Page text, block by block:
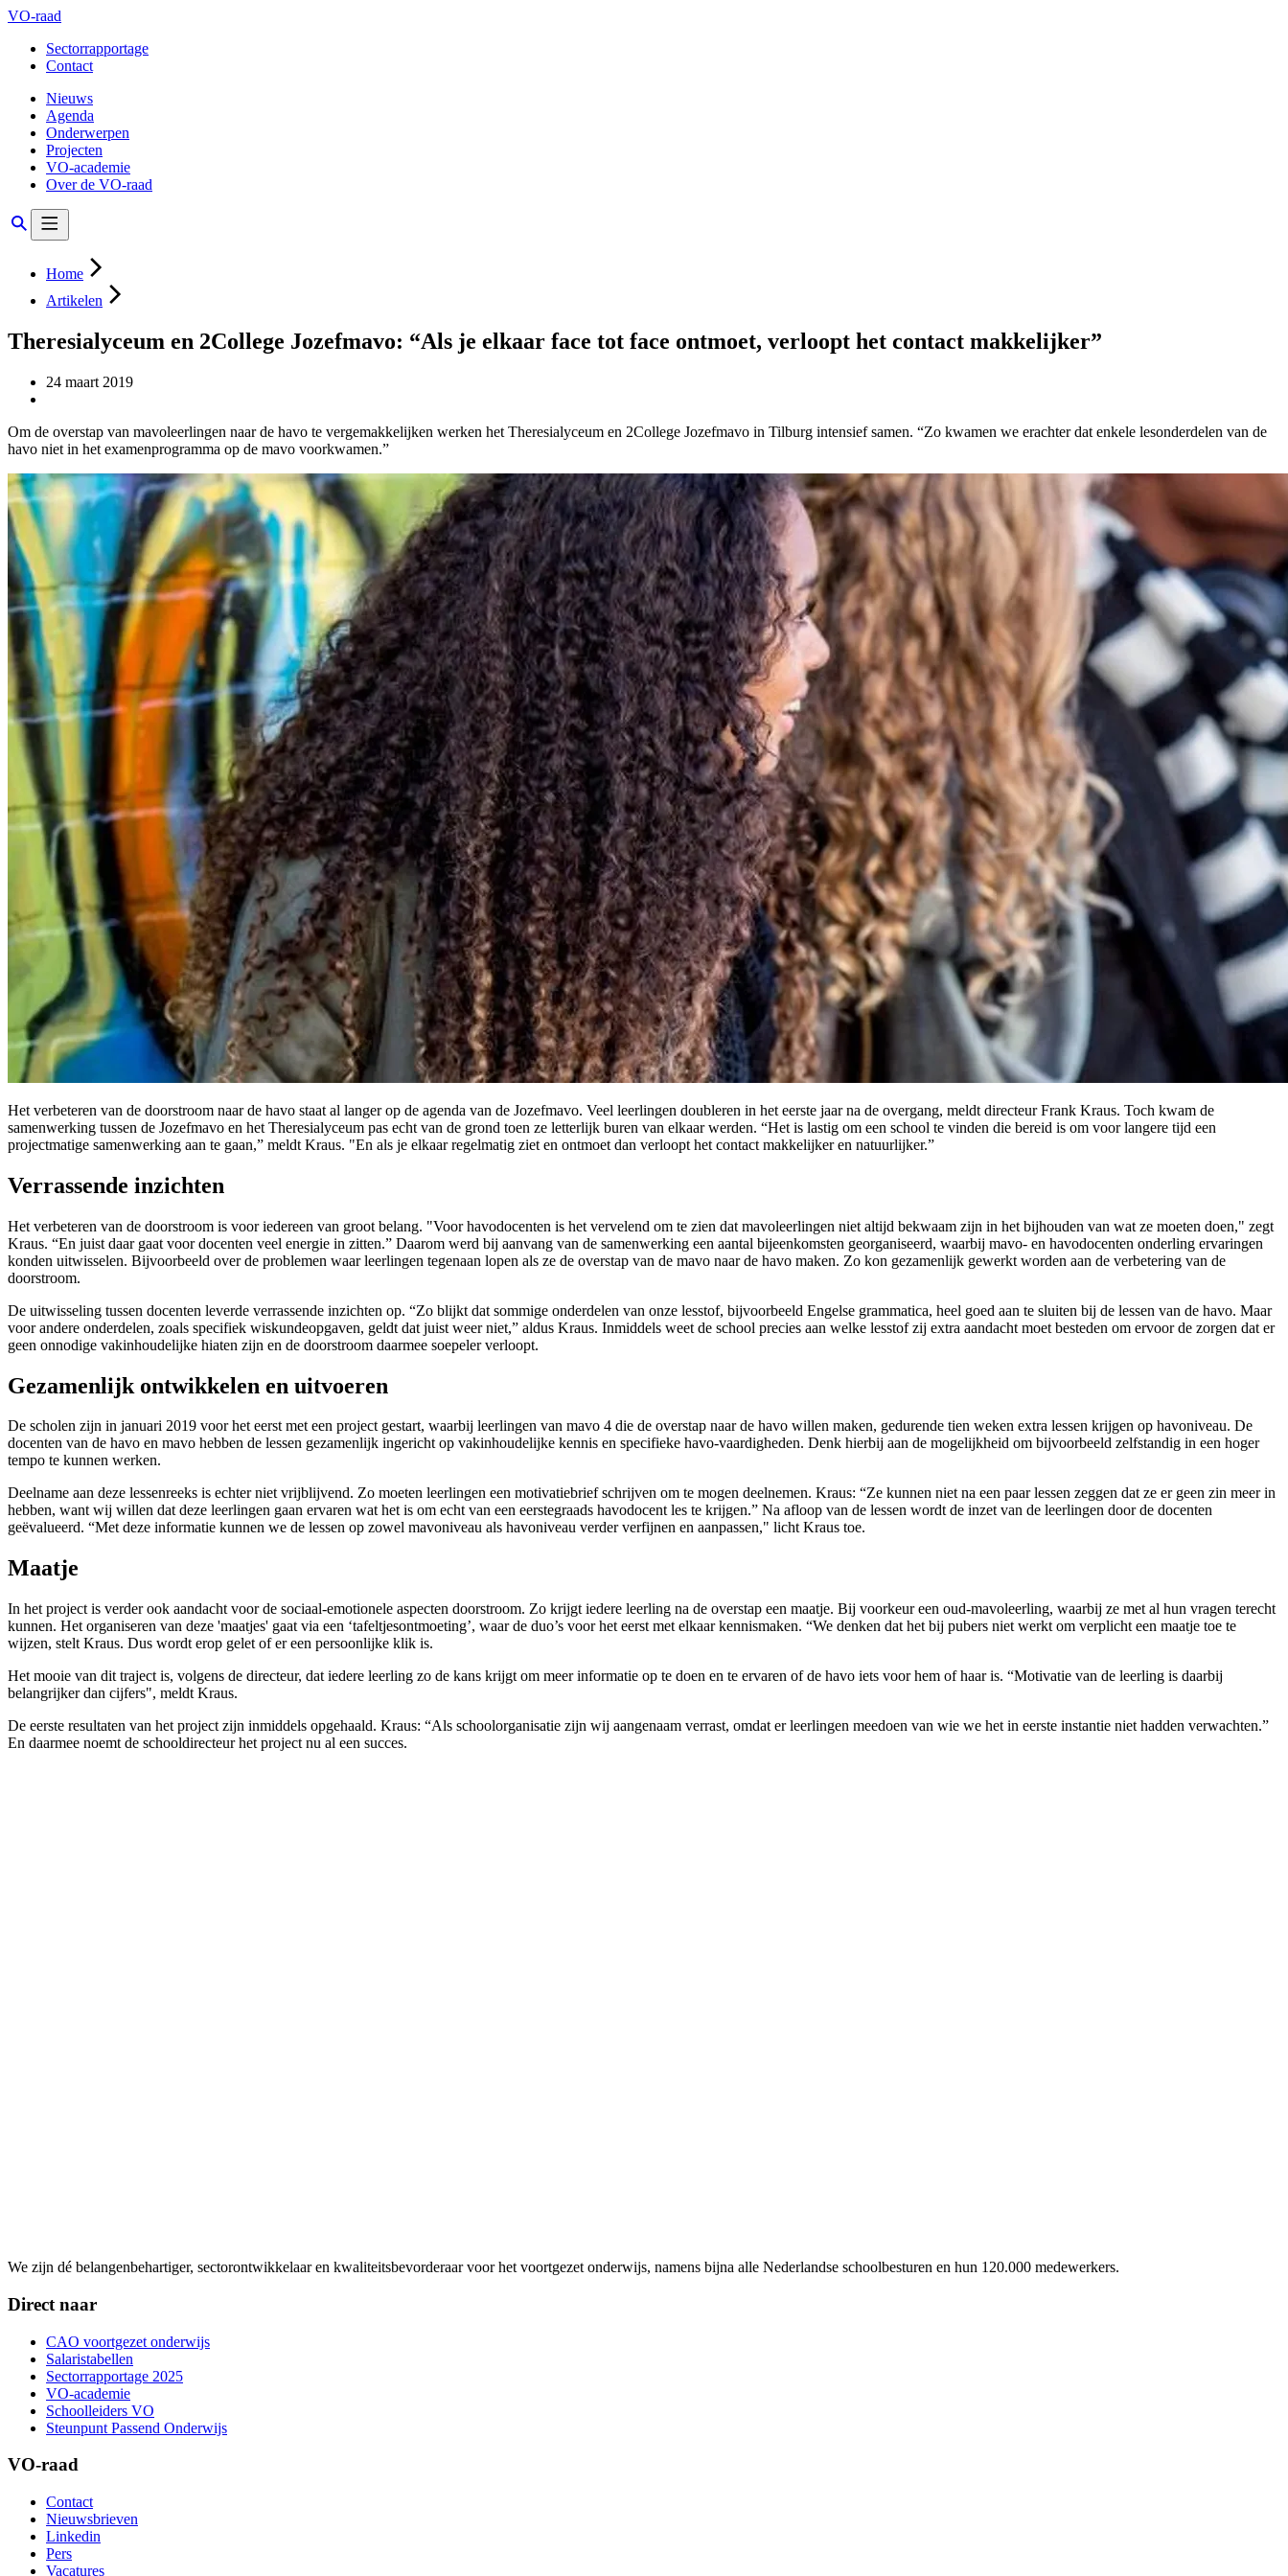
VO-raad
Sectorrapportage
Contact
Nieuws
Agenda
Onderwerpen
Projecten
VO-academie
Over de VO-raad
Home
Artikelen
Theresialyceum en 2College Jozefmavo: “Als je elkaar face tot face ontmoet, verloopt het contact makkelijker”
24 maart 2019
Om de overstap van mavoleerlingen naar de havo te vergemakkelijken werken het Theresialyceum en 2College Jozefmavo in Tilburg intensief samen. “Zo kwamen we erachter dat enkele lesonderdelen van de
havo niet in het examenprogramma op de mavo voorkwamen.”
Het verbeteren van de doorstroom naar de havo staat al langer op de agenda van de Jozefmavo. Veel leerlingen doubleren in het eerste jaar na de overgang, meldt directeur Frank Kraus. Toch kwam de
samenwerking tussen de Jozefmavo en het Theresialyceum pas echt van de grond toen ze letterlijk buren van elkaar werden. “Het is lastig om een school te vinden die bereid is om voor langere tijd een
projectmatige samenwerking aan te gaan,” meldt Kraus. "En als je elkaar regelmatig ziet en ontmoet dan verloopt het contact makkelijker en natuurlijker.”
Verrassende inzichten
Het verbeteren van de doorstroom is voor iedereen van groot belang. "Voor havodocenten is het vervelend om te zien dat mavoleerlingen niet altijd bekwaam zijn in het bijhouden van wat ze moeten doen," zegt
Kraus. “En juist daar gaat voor docenten veel energie in zitten.” Daarom werd bij aanvang van de samenwerking een aantal bijeenkomsten georganiseerd, waarbij mavo- en havodocenten onderling ervaringen
konden uitwisselen. Bijvoorbeeld over de problemen waar leerlingen tegenaan lopen als ze de overstap van de mavo naar de havo maken. Zo kon gezamenlijk gewerkt worden aan de verbetering van de
doorstroom.
De uitwisseling tussen docenten leverde verrassende inzichten op. “Zo blijkt dat sommige onderdelen van onze lesstof, bijvoorbeeld Engelse grammatica, heel goed aan te sluiten bij de lessen van de havo. Maar
voor andere onderdelen, zoals specifiek wiskundeopgaven, geldt dat juist weer niet,” aldus Kraus. Inmiddels weet de school precies aan welke lesstof zij extra aandacht moet besteden om ervoor de zorgen dat er
geen onnodige vakinhoudelijke hiaten zijn en de doorstroom daarmee soepeler verloopt.
Gezamenlijk ontwikkelen en uitvoeren
De scholen zijn in januari 2019 voor het eerst met een project gestart, waarbij leerlingen van mavo 4 die de overstap naar de havo willen maken, gedurende tien weken extra lessen krijgen op havoniveau. De
docenten van de havo en mavo hebben de lessen gezamenlijk ingericht op vakinhoudelijke kennis en specifieke havo-vaardigheden. Denk hierbij aan de mogelijkheid om bijvoorbeeld zelfstandig in een hoger
tempo te kunnen werken.
Deelname aan deze lessenreeks is echter niet vrijblijvend. Zo moeten leerlingen een motivatiebrief schrijven om te mogen deelnemen. Kraus: “Ze kunnen niet na een paar lessen zeggen dat ze er geen zin meer in
hebben, want wij willen dat deze leerlingen gaan ervaren wat het is om echt van een eerstegraads havodocent les te krijgen.” Na afloop van de lessen wordt de inzet van de leerlingen door de docenten
geëvalueerd. “Met deze informatie kunnen we de lessen op zowel mavoniveau als havoniveau verder verfijnen en aanpassen," licht Kraus toe.
Maatje
In het project is verder ook aandacht voor de sociaal-emotionele aspecten doorstroom. Zo krijgt iedere leerling na de overstap een maatje. Bij voorkeur een oud-mavoleerling, waarbij ze met al hun vragen terecht
kunnen. Het organiseren van deze 'maatjes' gaat via een ‘tafeltjesontmoeting’, waar de duo’s voor het eerst met elkaar kennismaken. “We denken dat het bij pubers niet werkt om verplicht een maatje toe te
wijzen, stelt Kraus. Dus wordt erop gelet of er een persoonlijke klik is.
Het mooie van dit traject is, volgens de directeur, dat iedere leerling zo de kans krijgt om meer informatie op te doen en te ervaren of de havo iets voor hem of haar is. “Motivatie van de leerling is daarbij
belangrijker dan cijfers", meldt Kraus.
De eerste resultaten van het project zijn inmiddels opgehaald. Kraus: “Als schoolorganisatie zijn wij aangenaam verrast, omdat er leerlingen meedoen van wie we het in eerste instantie niet hadden verwachten.”
En daarmee noemt de schooldirecteur het project nu al een succes.
We zijn dé belangenbehartiger, sectorontwikkelaar en kwaliteitsbevorderaar voor het voortgezet onderwijs, namens bijna alle Nederlandse schoolbesturen en hun 120.000 medewerkers.
Direct naar
CAO voortgezet onderwijs
Salaristabellen
Sectorrapportage 2025
VO-academie
Schoolleiders VO
Steunpunt Passend Onderwijs
VO-raad
Contact
Nieuwsbrieven
Linkedin
Pers
Vacatures